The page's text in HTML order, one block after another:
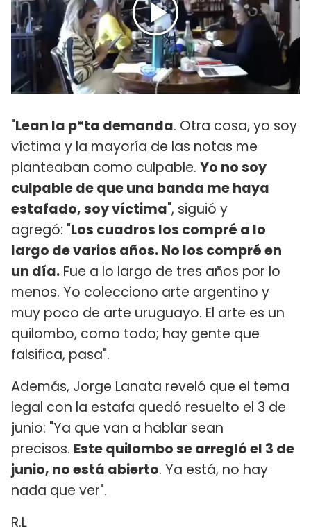
"Lean la p*ta demanda. Otra cosa, yo soy
víctima y la mayoría de las notas me
planteaban como culpable. Yo no soy
culpable de que una banda me haya
estafado, soy víctima", siguió y
agregó: "Los cuadros los compré a lo
largo de varios años. No los compré en
un día. Fue a lo largo de tres años por lo
menos. Yo colecciono arte argentino y
muy poco de arte uruguayo. El arte es un
quilombo, como todo; hay gente que
falsifica, pasa".
Además, Jorge Lanata reveló que el tema
legal con la estafa quedó resuelto el 3 de
junio: "Ya que van a hablar sean
precisos. Este quilombo se arregló el 3 de
junio, no está abierto. Ya está, no hay
nada que ver".
R.L